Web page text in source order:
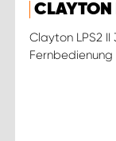
Clayton LPS2
Fernbedienung